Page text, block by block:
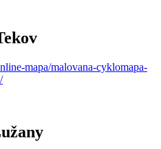
mapa/malovana-cyklomapa-